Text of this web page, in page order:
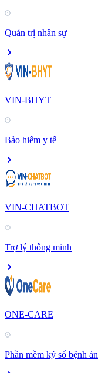
Quản trị nhân sự
VIN-BHYT
Bảo hiểm y tế
VIN-CHATBOT
Trợ lý thông minh
ONE-CARE
Phần mềm ký số bệnh án